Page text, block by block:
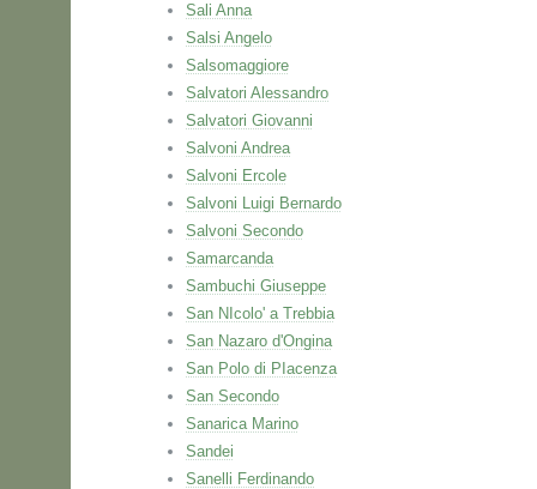
Sali Anna
Salsi Angelo
Salsomaggiore
Salvatori Alessandro
Salvatori Giovanni
Salvoni Andrea
Salvoni Ercole
Salvoni Luigi Bernardo
Salvoni Secondo
Samarcanda
Sambuchi Giuseppe
San NIcolo' a Trebbia
San Nazaro d'Ongina
San Polo di PIacenza
San Secondo
Sanarica Marino
Sandei
Sanelli Ferdinando